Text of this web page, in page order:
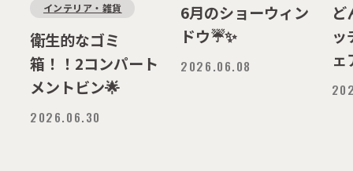
インテリア・雑貨
衛生的なゴミ
箱！！2コンパート
メントビン🌟
2026.06.30
6月のショーウィン
ドウ☔✨
2026.06.08
ど
ッ
ェ